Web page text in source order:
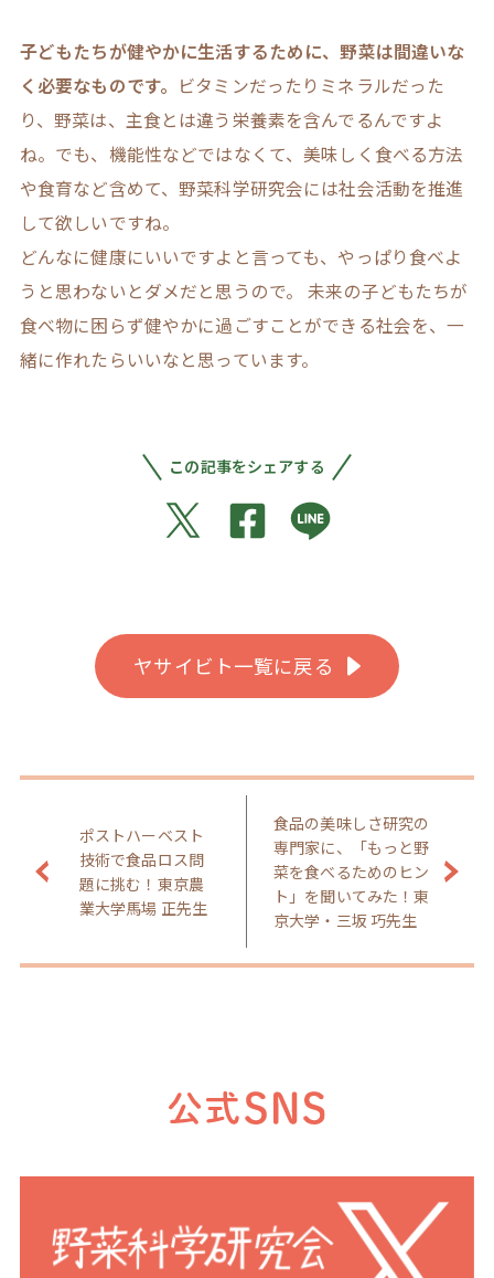
子どもたちが健やかに生活するために、野菜は間違いな
く必要なものです。 ビタミンだったりミネラルだった
り、野菜は、主食とは違う栄養素を含んでるんですよ
ね。でも、機能性などではなくて、美味しく食べる方法
や食育など含めて、野菜科学研究会には社会活動を推進
して欲しいですね。
どんなに健康にいいですよと言っても、やっぱり食べよ
うと思わないとダメだと思うので。 未来の子どもたちが
食べ物に困らず健やかに過ごすことができる社会を、一
緒に作れたらいいなと思っています。
この記事をシェアする
ヤサイビト一覧に戻る
ポストハーベスト
技術で食品ロス問
題に挑む！東京農
業大学馬場 正先生
食品の美味しさ研究の
専門家に、「もっと野
菜を食べるためのヒン
ト」を聞いてみた！東
京大学・三坂 巧先生